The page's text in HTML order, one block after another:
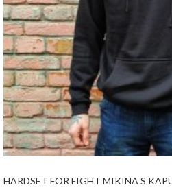
HARDSET FOR FIGHT MIKINA S